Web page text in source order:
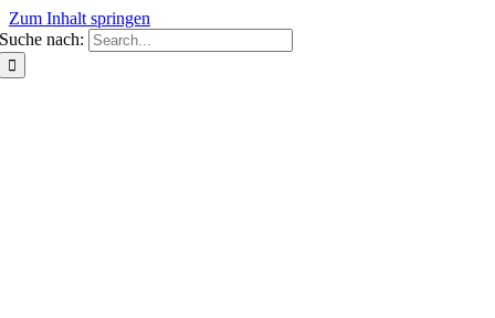
Zum Inhalt springen
Suche nach: